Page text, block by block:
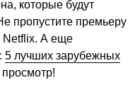
которые будут
пропустите премьеру
Netflix. А еще
5 лучших зарубежных